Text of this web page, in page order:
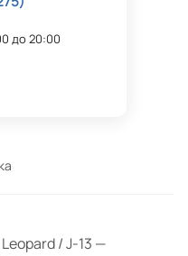
до 20:00
/ J-13 —